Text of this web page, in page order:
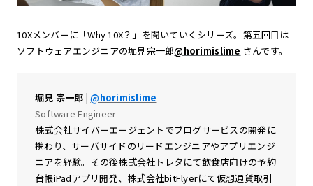
10Xメンバーに「Why 10X？」を聞いていくシリーズ。第五回目は
ソフトウェアエンジニアの堀見宗一郎@horimislime さんです。
堀見 宗一郎 |@horimislime
Software Engineer
株式会社サイバーエージェントでブログサービスの開発に
携わり、サーバサイドのリードエンジニアやアプリエンジ
ニアを経験。その後株式会社トレタにて飲食店向けの予約
台帳iPadアプリ開発、株式会社bitFlyerにて仮想通貨取引